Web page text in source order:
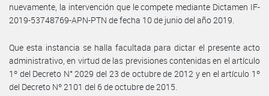
nuevamente, la intervención que le compete mediante Dictamen IF-
2019-53748769-APN-PTN de fecha 10 de junio del año 2019.
Que esta instancia se halla facultada para dictar el presente acto
administrativo, en virtud de las previsiones contenidas en el artículo
1º del Decreto N° 2029 del 23 de octubre de 2012 y en el artículo 1º
del Decreto Nº 2101 del 6 de octubre de 2015.